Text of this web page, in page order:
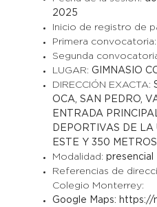
2025
Inicio de registro de
Primera convocatoria:
Segunda
LUGAR: GIMNASIO
DIRECCIÓN EXACTA:
OCA, SAN PEDRO,
ENTRADA
DEPORTIVAS DE LA
ESTE Y 350 METROS
Modalidad: presencial
Referencias de
Colegio Monterrey:
Google Maps: https://